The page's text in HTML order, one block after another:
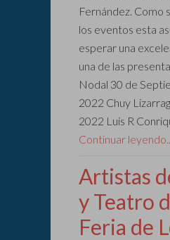
Fernández. Como
los eventos esta
esperar una
una de las
Nodal 30 de
2022 Chuy
2022 Luis R
Continuar
Artistas
y Teatro
Feria de